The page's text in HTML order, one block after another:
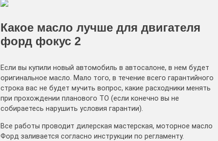
Какое масло лучше для двигателя
форд фокус 2
Если вы купили новый автомобиль в автосалоне, в нем будет
оригинальное масло. Мало того, в течение всего гарантийного
строка вас не будет мучить вопрос, какие расходники менять
при прохождении планового ТО (если конечно вы не
собираетесь нарушить условия гарантии).
Все работы проводит дилерская мастерская, моторное масло
Форд заливается согласно инструкции по регламенту.